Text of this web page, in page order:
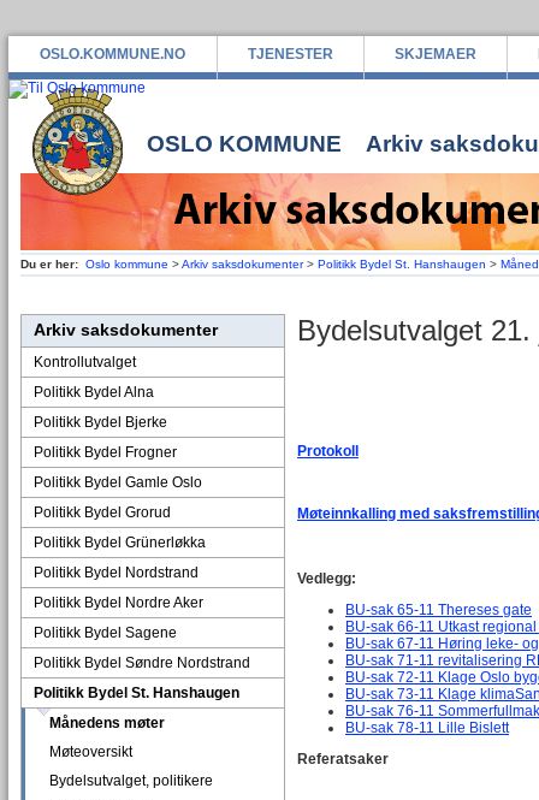
OSLO.KOMMUNE.NO TJENESTER SKJEMAER
OSLO KOMMUNE Arkiv
Du er her: Oslo kommune >Arkiv saksdokumenter> Politikk Bydel St. Hanshaugen >
Arkiv saksdokumenter
Kontrollutvalget
Politikk Bydel Alna
Politikk Bydel Bjerke
Politikk Bydel Frogner
Politikk Bydel Gamle Oslo
Politikk Bydel Grorud
Politikk Bydel Grünerløkka
Politikk Bydel Nordstrand
Politikk Bydel Nordre Aker
Politikk Bydel Sagene
Politikk Bydel Søndre Nordstrand
Politikk Bydel St. Hanshaugen
Månedens møter
Møteoversikt
Bydelsutvalget, politikere
Bydelsutvalget 21.
Protokoll
Møteinnkalling med
Vedlegg:
BU-sak 65-11 Thereses gate
BU-sak 66-11 Utkast
BU-sak 67-11 Høring leke-
BU-sak 71-11 revitalisering
BU-sak 72-11 Klage Oslo
BU-sak 73-11 Klage
BU-sak 76-11
BU-sak 78-11 Lille Bislett
Referatsaker